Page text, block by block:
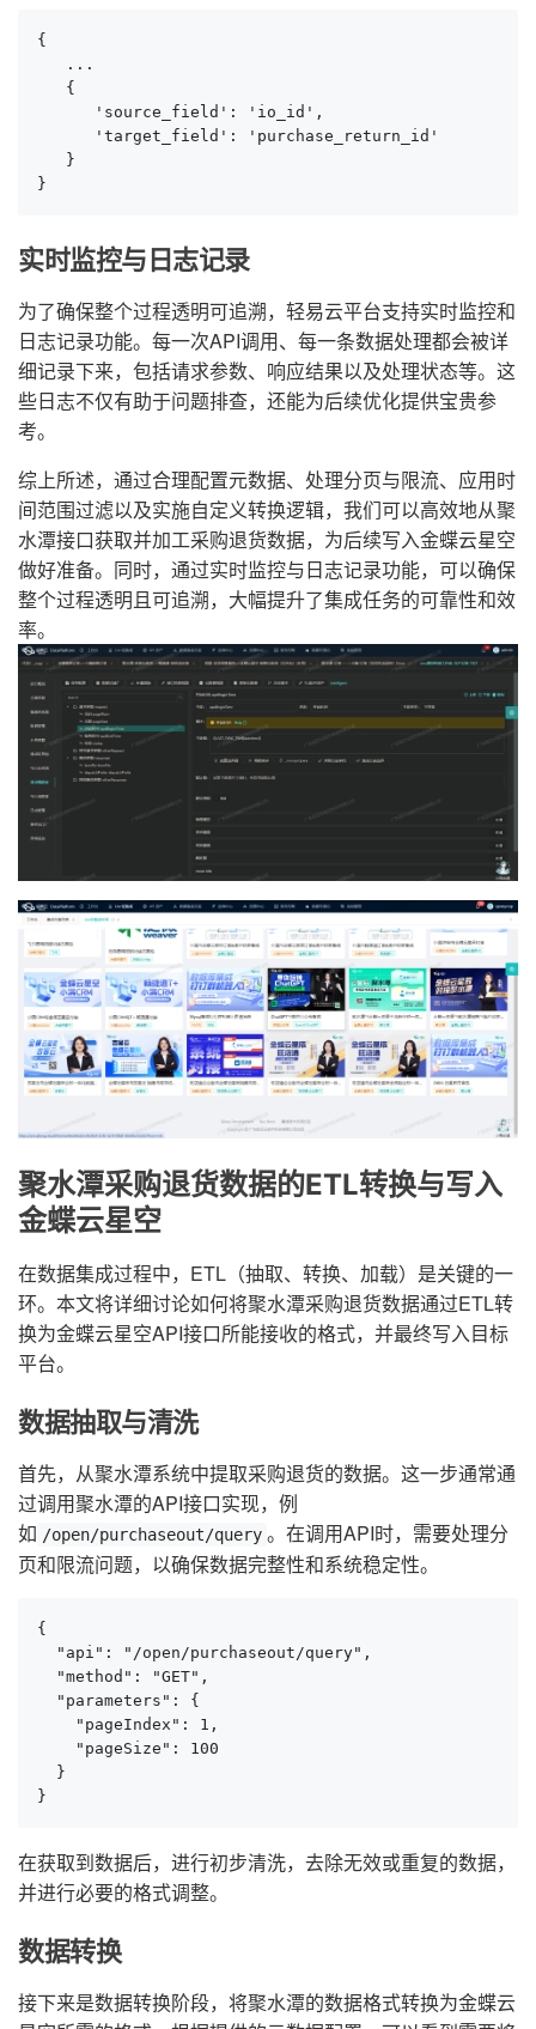
{
   ...
   {
      'source_field': 'io_id',
      'target_field': 'purchase_return_id'
   }
}
实时监控与日志记录
为了确保整个过程透明可追溯，轻易云平台支持实时监控和
日志记录功能。每一次API调用、每一条数据处理都会被详
细记录下来，包括请求参数、响应结果以及处理状态等。这
些日志不仅有助于问题排查，还能为后续优化提供宝贵参
考。
综上所述，通过合理配置元数据、处理分页与限流、应用时
间范围过滤以及实施自定义转换逻辑，我们可以高效地从聚
水潭接口获取并加工采购退货数据，为后续写入金蝶云星空
做好准备。同时，通过实时监控与日志记录功能，可以确保
整个过程透明且可追溯，大幅提升了集成任务的可靠性和效
率。
聚水潭采购退货数据的ETL转换与写入
金蝶云星空
在数据集成过程中，ETL（抽取、转换、加载）是关键的一
环。本文将详细讨论如何将聚水潭采购退货数据通过ETL转
换为金蝶云星空API接口所能接收的格式，并最终写入目标
平台。
数据抽取与清洗
首先，从聚水潭系统中提取采购退货的数据。这一步通常通
过调用聚水潭的API接口实现，例
如 /open/purchaseout/query 。在调用API时，需要处理分
页和限流问题，以确保数据完整性和系统稳定性。
{
  "api": "/open/purchaseout/query",
  "method": "GET",
  "parameters": {
    "pageIndex": 1,
    "pageSize": 100
  }
}
在获取到数据后，进行初步清洗，去除无效或重复的数据，
并进行必要的格式调整。
数据转换
接下来是数据转换阶段，将聚水潭的数据格式转换为金蝶云